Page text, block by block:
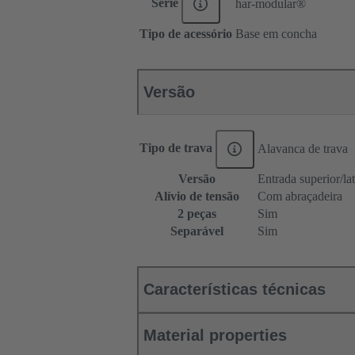
Série har-modular®
Tipo de acessório Base em concha
Versão
Tipo de trava Alavanca de trava
Versão
Entrada superior/
Alívio de tensão
Com abraçadeira
2 peças
Sim
Separável
Sim
Características técnicas
Material properties